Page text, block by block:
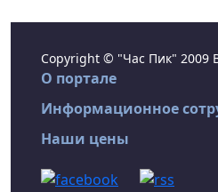
Copyright © "Час Пик" 2009
О портале
Информационное
Наши цены